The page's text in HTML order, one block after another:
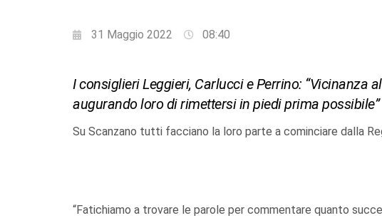
31 Maggio 2022 08:40
I consiglieri Leggieri, Carlucci e Perrino: “Vicinanza
augurando loro di rimettersi in piedi prima possibile”
Su Scanzano tutti facciano la loro parte a cominciare dalla
“Fatichiamo a trovare le parole per commentare quanto